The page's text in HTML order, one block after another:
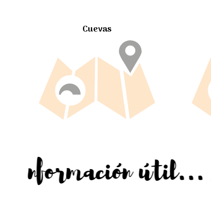
Cuevas
Información útil...